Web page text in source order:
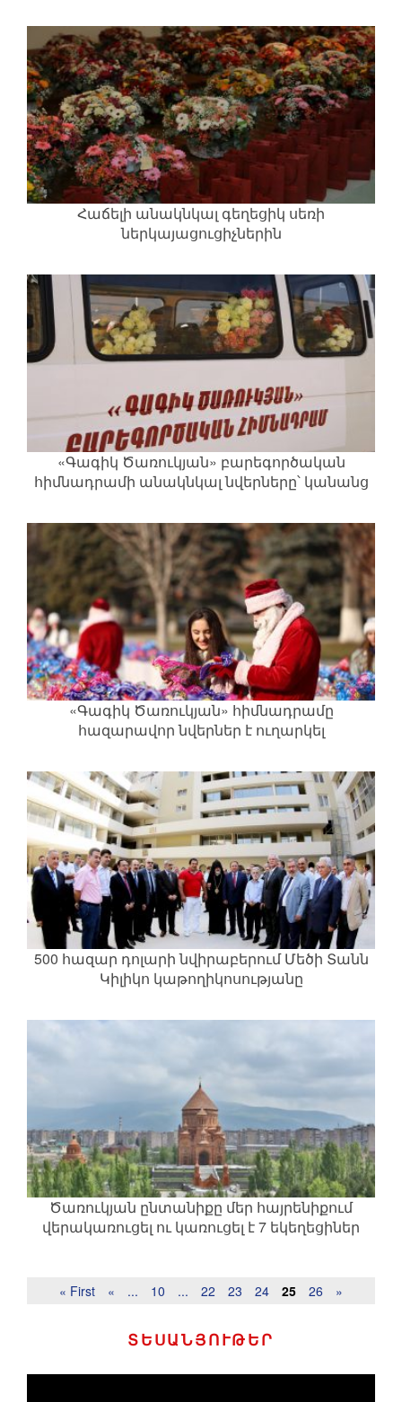
Հաճելի անակնկալ գեղեցիկ սեռի
ներկայացուցիչներին
«Գագիկ Ծառուկյան» բարեգործական
հիմնադրամի անակնկալ նվերները՝ կանանց
«Գագիկ Ծառուկյան» հիմնադրամը
հազարավոր նվերներ է ուղարկել
500 հազար դոլարի նվիրաբերում Մեծի Տանն
Կիլիկո կաթողիկոսությանը
Ծառուկյան ընտանիքը մեր հայրենիքում
վերակառուցել ու կառուցել է 7 եկեղեցիներ
« First « ... 10 ... 22 23 24 25 26 »
ՏԵՍԱՆՅՈՒԹԵՐ